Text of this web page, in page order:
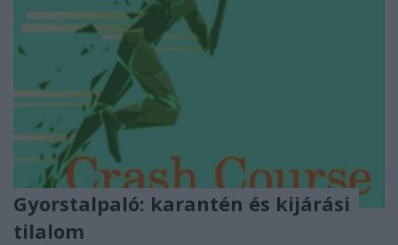
Gyorstalpaló: karantén és kijárási
tilalom